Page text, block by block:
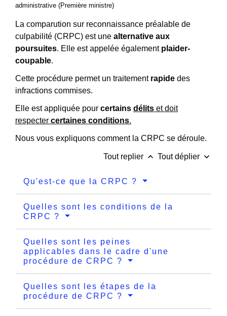
administrative (Première ministre)
La comparution sur reconnaissance préalable de
culpabilité (CRPC) est une alternative aux
poursuites. Elle est appelée également plaider-
coupable.
Cette procédure permet un traitement rapide des
infractions commises.
Elle est appliquée pour certains délits et doit
respecter certaines conditions.
Nous vous expliquons comment la CRPC se déroule.
Tout replier keyboard_arrow_up Tout déplier keyboard_arrow_down
Qu'est-ce que la CRPC ?
Quelles sont les conditions de la
CRPC ?
Quelles sont les peines
applicables dans le cadre d'une
procédure de CRPC ?
Quelles sont les étapes de la
procédure de CRPC ?